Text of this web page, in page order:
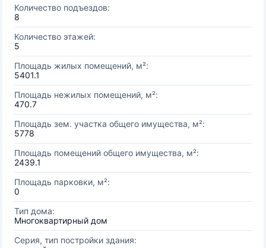
Количество подъездов:
8
Количество этажей:
5
Площадь жилых помещений, м²:
5401.1
Площадь нежилых помещений, м²:
470.7
Площадь зем. участка общего имущества, м²:
5778
Площадь помещений общего имущества, м²:
2439.1
Площадь парковки, м²:
0
Тип дома:
Многоквартирный дом
Серия, тип постройки здания: